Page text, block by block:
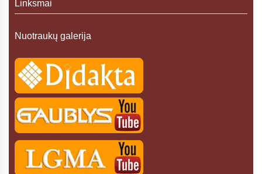
Linksmai
Nuotraukų galerija